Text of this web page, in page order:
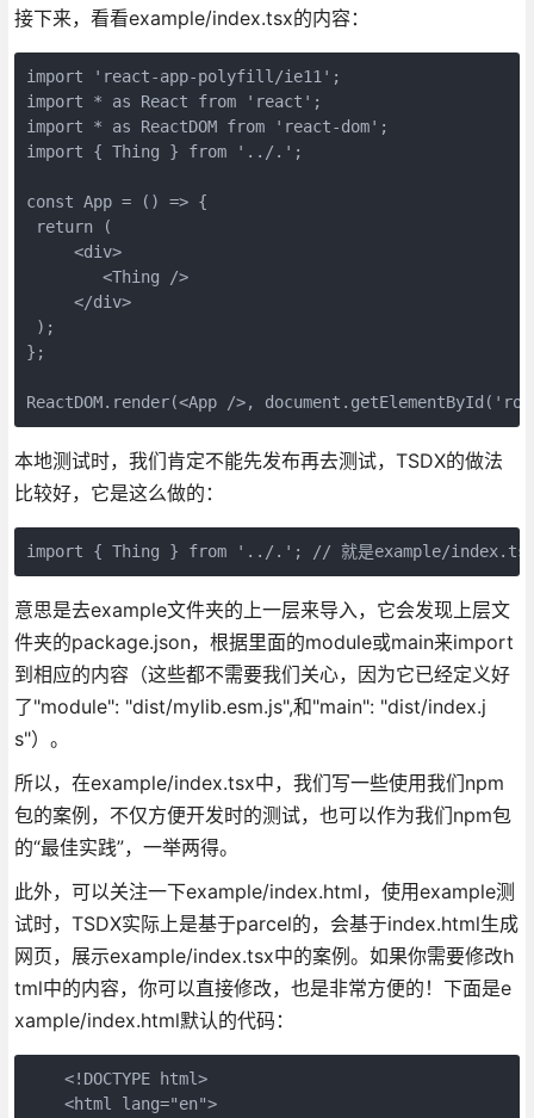
接下来，看看example/index.tsx的内容：
import 'react-app-polyfill/ie11';
import * as React from 'react';
import * as ReactDOM from 'react-dom';
import { Thing } from '../.';
const App = () => {
return (
     <div>
        <Thing />
     </div>
);
};
ReactDOM.render(<App />,
本地测试时，我们肯定不能先发布再去测试，TSDX的做法
比较好，它是这么做的：
import { Thing } from '../.'; // 就是example/index.tsx
意思是去example文件夹的上一层来导入，它会发现上层文
件夹的package.json，根据里面的module或main来import
到相应的内容（这些都不需要我们关心，因为它已经定义好
了"module": "dist/mylib.esm.js",和"main": "dist/index.j
s"）。
所以，在example/index.tsx中，我们写一些使用我们npm
包的案例，不仅方便开发时的测试，也可以作为我们npm包
的“最佳实践”，一举两得。
此外，可以关注一下example/index.html，使用example测
试时，TSDX实际上是基于parcel的，会基于index.html生成
网页，展示example/index.tsx中的案例。如果你需要修改h
tml中的内容，你可以直接修改，也是非常方便的！下面是e
xample/index.html默认的代码：
    <!DOCTYPE html>
    <html lang="en">